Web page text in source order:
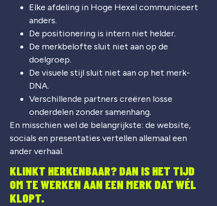
Elke afdeling in Hoge Hexelcommuniceert
anders.
De positionering is intern niet helder.
De merkbelofte sluit niet aan op de
doelgroep.
De visuele stijl sluit niet aan op het merk-
DNA.
Verschillende partners creëren losse
onderdelen zonder samenhang.
En misschien wel de belangrijkste: de website,
socials en presentaties vertellen allemaal een
ander verhaal.
KLINKT HERKENBAAR? DAN IS HET TIJD
OM TE WERKEN AAN EEN MERK DAT WÉL
KLOPT.